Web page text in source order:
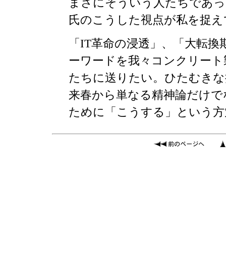
まさにそういう人たちであ
氏のこうした視点が私を捉
「IT革命の浸透」、「大転
ーワードを我々コンクリー
たちに送りたい。ひたむき
来春から単なる精神論だけ
ために「こうする」という